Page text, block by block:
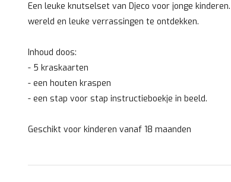
Een leuke knutselset van Djeco voor jonge
wereld en leuke verrassingen te ontdekken.
Inhoud doos:
- 5 kraskaarten
- een houten kraspen
- een stap voor stap instructieboekje in beeld.
Geschikt voor kinderen vanaf 18 maanden